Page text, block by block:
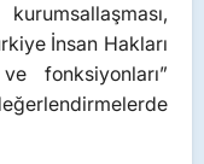
İnsan Hakları
fonksiyonları”